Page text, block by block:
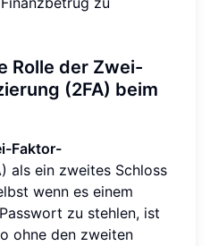
Rolle der Zwei-
(2FA) beim
Faktor-
als ein zweites Schloss
wenn es einem
zu stehlen, ist
ohne den zweiten